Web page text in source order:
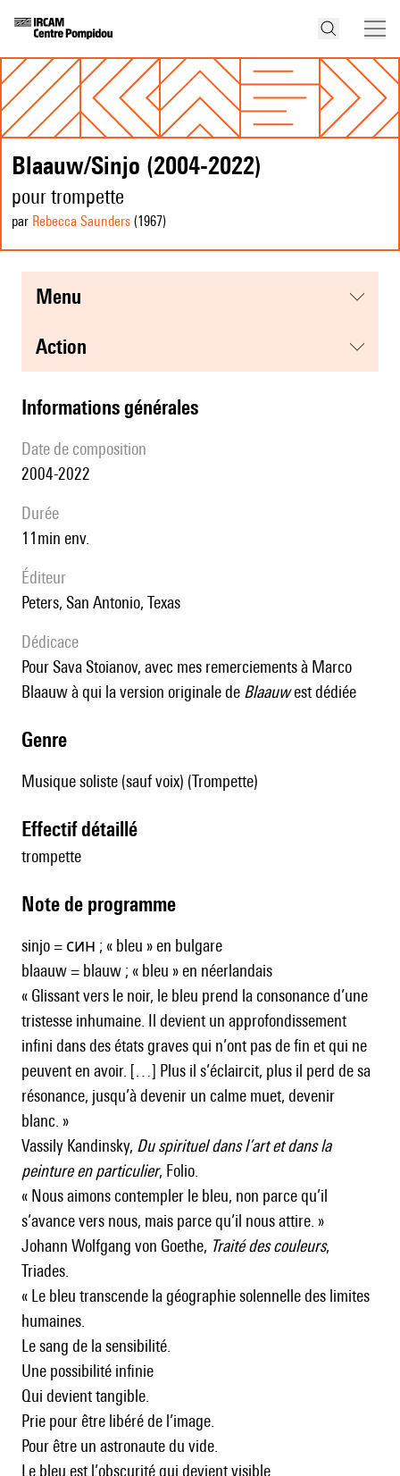
Blaauw/Sinjo (2004-2022)
pour trompette
par Rebecca Saunders (1967)
menu
action
informations générales
date de composition
2004-2022
durée
11min env.
éditeur
Peters, San Antonio, Texas
Dédicace
pour Sava Stoianov, avec mes remerciements à Marco
Blaauw à qui la version originale de Blaauwest dédiée
genre
Musique soliste (sauf voix) (Trompette)
effectif détaillé
trompette
Note de programme
sinjo = син ; « bleu » en bulgare
blaauw = blauw ; « bleu » en néerlandais
« Glissant vers le noir, le bleu prend la consonance d’une
tristesse inhumaine. Il devient un approfondissement
infini dans des états graves qui n’ont pas de fin et qui ne
peuvent en avoir. […] Plus il s’éclaircit, plus il perd de sa
résonance, jusqu’à devenir un calme muet, devenir
blanc. »
Vassily Kandinsky, Du spirituel dans l’art et dans la
peinture en particulier, Folio.
« Nous aimons contempler le bleu, non parce qu’il
s’avance vers nous, mais parce qu’il nous attire. »
Johann Wolfgang von Goethe, Traité des couleurs,
Triades.
« Le bleu transcende la géographie solennelle des limites
humaines.
Le sang de la sensibilité.
Une possibilité infinie
Qui devient tangible.
Prie pour être libéré de l’image.
Pour être un astronaute du vide.
Le bleu est l’obscurité qui devient visible